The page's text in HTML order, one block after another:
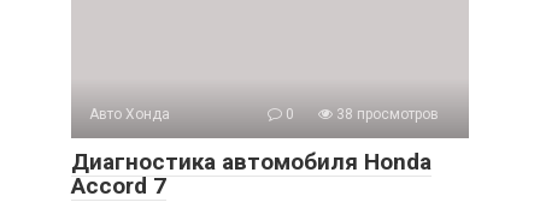
Авто Хонда 0 38 просмотров
Диагностика автомобиля Honda
Accord 7